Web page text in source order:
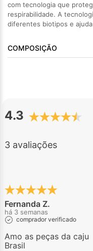
com tecnologia que
respirabilidade. A
diferentes biotipos e
COMPOSIÇÃO
4.3
3 avaliações
Fernanda Z.
há 3 semanas
comprador verificado
Amo as peças da caju
Brasil